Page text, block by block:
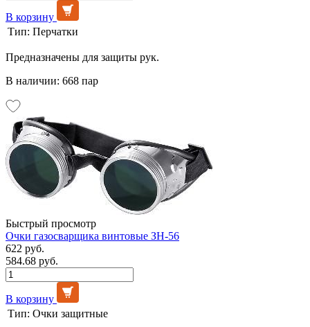
В корзину
Тип: Перчатки
Предназначены для защиты рук.
В наличии: 668 пар
Быстрый просмотр
Очки газосварщика винтовые ЗН-56
622 руб.
584.68 руб.
В корзину
Тип: Очки защитные